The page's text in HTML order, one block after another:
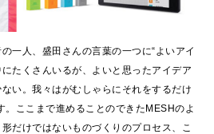
一人、盛田さんの言葉の一つに“よいアイ
たくさんいるが、よいと思ったアイデア
い。我々はがむしゃらにそれをするだけ
。ここまで進めることのできたMESHのよ
だけではないものづくりのプロセス、こ